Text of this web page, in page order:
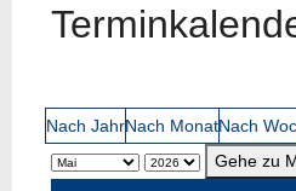
Nach JahrNach MonatNach
Gehe zu